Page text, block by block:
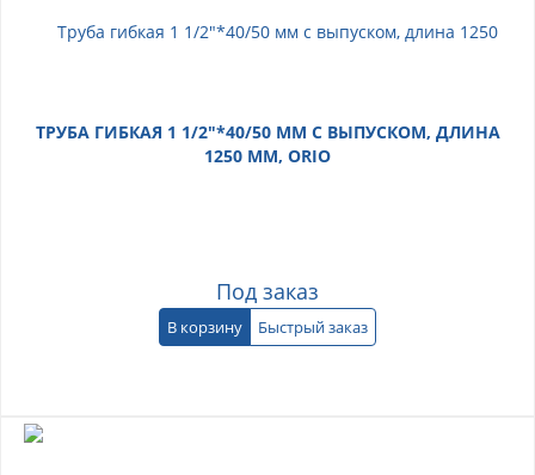
ТРУБА ГИБКАЯ 1 1/2"*40/50 ММ С ВЫПУСКОМ, ДЛИНА
1250 ММ, ORIO
Под заказ
В корзину Быстрый заказ